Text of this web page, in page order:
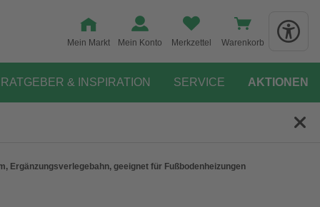
Mein Markt Mein Konto Merkzettel Warenkorb
RATGEBER & INSPIRATION SERVICE AKTIONEN
Ergänzungsverlegebahn, geeignet für Fußbodenheizungen